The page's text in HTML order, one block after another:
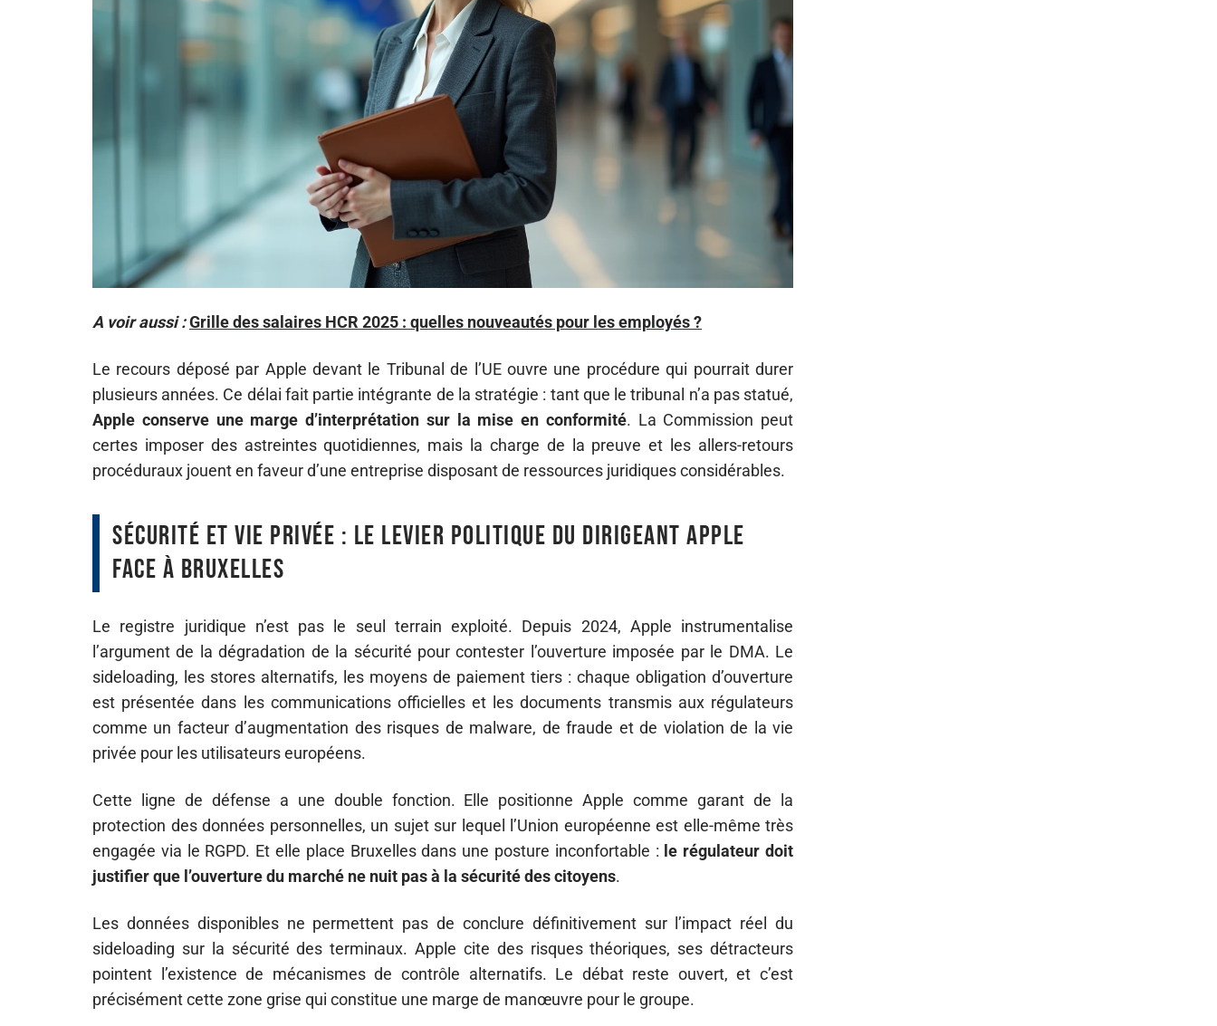
A voir aussi :Grille des salaires HCR 2025 : quelles nouveautés pour les employés ?
Le recours déposé par Apple devant le Tribunal de l’UE ouvre une procédure qui pourrait durer
plusieurs années. Ce délai fait partie intégrante de la stratégie : tant que le tribunal n’a pas statué,
Apple conserve une marge d’interprétation sur la mise en conformité. La Commission peut
certes imposer des astreintes quotidiennes, mais la charge de la preuve et les allers-retours
procéduraux jouent en faveur d’une entreprise disposant de ressources juridiques considérables.
Sécurité et vie privée : le levier politique du dirigeant Apple
face à Bruxelles
Le registre juridique n’est pas le seul terrain exploité. Depuis 2024, Apple instrumentalise
l’argument de la dégradation de la sécurité pour contester l’ouverture imposée par le DMA. Le
sideloading, les stores alternatifs, les moyens de paiement tiers : chaque obligation d’ouverture
est présentée dans les communications officielles et les documents transmis aux régulateurs
comme un facteur d’augmentation des risques de malware, de fraude et de violation de la vie
privée pour les utilisateurs européens.
Cette ligne de défense a une double fonction. Elle positionne Apple comme garant de la
protection des données personnelles, un sujet sur lequel l’Union européenne est elle-même très
engagée via le RGPD. Et elle place Bruxelles dans une posture inconfortable : le régulateur doit
justifier que l’ouverture du marché ne nuit pas à la sécurité des citoyens.
Les données disponibles ne permettent pas de conclure définitivement sur l’impact réel du
sideloading sur la sécurité des terminaux. Apple cite des risques théoriques, ses détracteurs
pointent l’existence de mécanismes de contrôle alternatifs. Le débat reste ouvert, et c’est
précisément cette zone grise qui constitue une marge de manœuvre pour le groupe.